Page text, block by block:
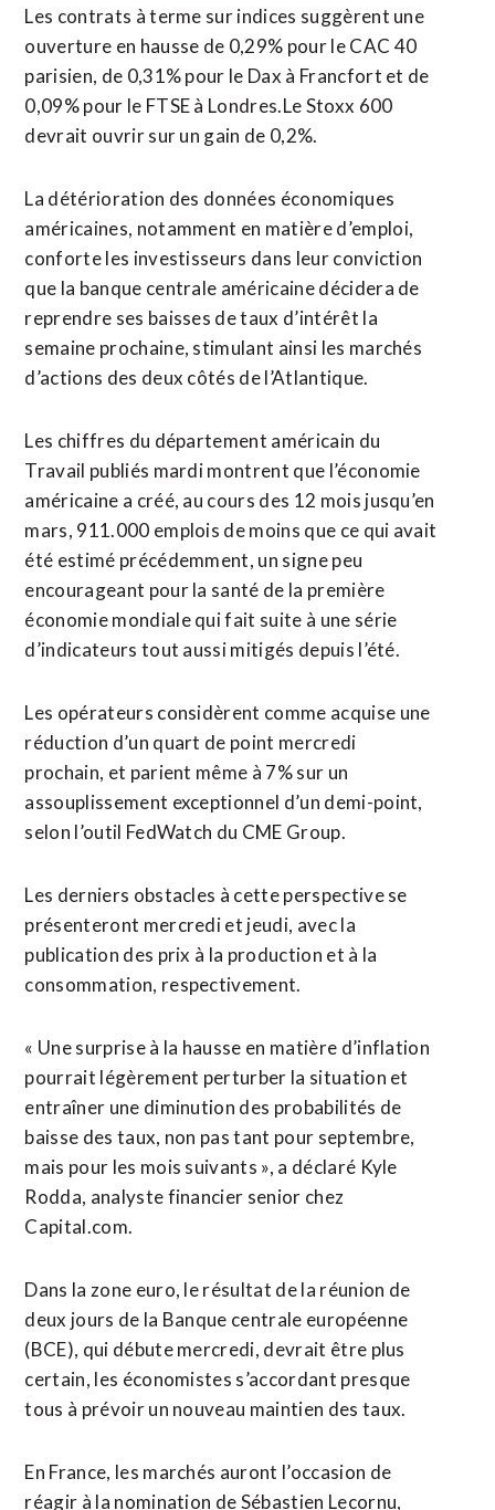
Les contrats à terme sur indices suggèrent une
ouverture en hausse de 0,29% pour le CAC 40
parisien, de 0,31% pour le Dax à Francfort et de
0,09% pour le FTSE à Londres.Le Stoxx 600
devrait ouvrir sur un gain de 0,2%.
La détérioration des données économiques
américaines, notamment en matière d’emploi,
conforte les investisseurs dans leur conviction
que la banque centrale américaine décidera de
reprendre ses baisses de taux d’intérêt la
semaine prochaine, stimulant ainsi les marchés
d’actions des deux côtés de l’Atlantique.
Les chiffres du département américain du
Travail publiés mardi montrent que l’économie
américaine a créé, au cours des 12 mois jusqu’en
mars, 911.000 emplois de moins que ce qui avait
été estimé précédemment, un signe peu
encourageant pour la santé de la première
économie mondiale qui fait suite à une série
d’indicateurs tout aussi mitigés depuis l’été.
Les opérateurs considèrent comme acquise une
réduction d’un quart de point mercredi
prochain, et parient même à 7% sur un
assouplissement exceptionnel d’un demi-point,
selon l’outil FedWatch du CME Group.
Les derniers obstacles à cette perspective se
présenteront mercredi et jeudi, avec la
publication des prix à la production et à la
consommation, respectivement.
« Une surprise à la hausse en matière d’inflation
pourrait légèrement perturber la situation et
entraîner une diminution des probabilités de
baisse des taux, non pas tant pour septembre,
mais pour les mois suivants », a déclaré Kyle
Rodda, analyste financier senior chez
Capital.com.
Dans la zone euro, le résultat de la réunion de
deux jours de la Banque centrale européenne
(BCE), qui débute mercredi, devrait être plus
certain, les économistes s’accordant presque
tous à prévoir un nouveau maintien des taux.
En France, les marchés auront l’occasion de
réagir à la nomination de Sébastien Lecornu,